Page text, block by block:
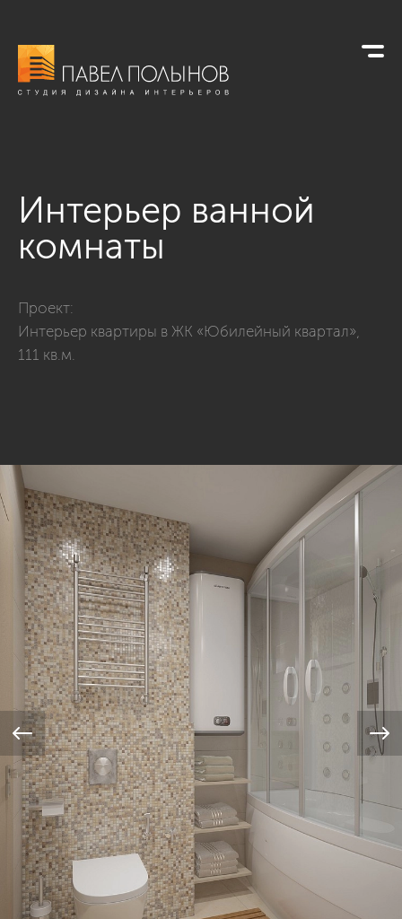
Интерьер ванной
комнаты
Проект:
Интерьер квартиры в ЖК «Юбилейный квартал»,
111 кв.м.